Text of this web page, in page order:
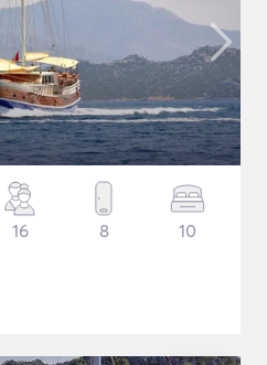
16 8 10